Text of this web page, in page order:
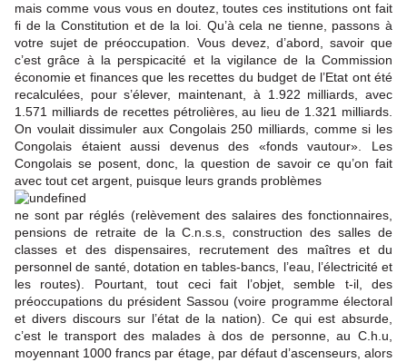
mais comme vous vous en doutez, toutes ces institutions ont fait
fi de la Constitution et de la loi. Qu’à cela ne tienne, passons à
votre sujet de préoccupation. Vous devez, d’abord, savoir que
c’est grâce à la perspicacité et la vigilance de la Commission
économie et finances que les recettes du budget de l’Etat ont été
recalculées, pour s’élever, maintenant, à 1.922 milliards, avec
1.571 milliards de recettes pétrolières, au lieu de 1.321 milliards.
On voulait dissimuler aux Congolais 250 milliards, comme si les
Congolais étaient aussi devenus des «fonds vautour». Les
Congolais se posent, donc, la question de savoir ce qu’on fait
avec tout cet argent, puisque leurs grands problèmes
ne sont par réglés (relèvement des salaires des fonctionnaires,
pensions de retraite de la C.n.s.s, construction des salles de
classes et des dispensaires, recrutement des maîtres et du
personnel de santé, dotation en tables-bancs, l’eau, l’électricité et
les routes). Pourtant, tout ceci fait l’objet, semble t-il, des
préoccupations du président Sassou (voire programme électoral
et divers discours sur l’état de la nation). Ce qui est absurde,
c’est le transport des malades à dos de personne, au C.h.u,
moyennant 1000 francs par étage, par défaut d’ascenseurs, alors